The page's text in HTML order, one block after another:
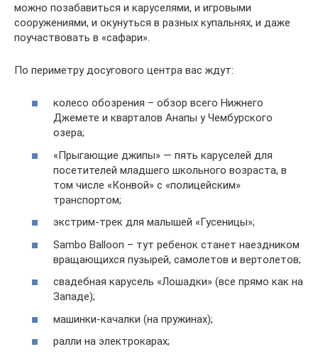
можно позабавиться и каруселями, и игровыми
сооружениями, и окунуться в разных купальнях, и даже
поучаствовать в «сафари».
По периметру досугового центра вас ждут:
колесо обозрения – обзор всего Нижнего
Джемете и кварталов Анапы у Чембурского
озера;
«Прыгающие джипы» — пять каруселей для
посетителей младшего школьного возраста, в
том числе «Конвой» с «полицейским»
транспортом;
экстрим-трек для малышей «Гусеницы»;
Sambo Balloon – тут ребенок станет наездником
вращающихся пузырей, самолетов и вертолетов;
свадебная карусель «Лошадки» (все прямо как на
Западе);
машинки-качалки (на пружинах);
ралли на электрокарах;